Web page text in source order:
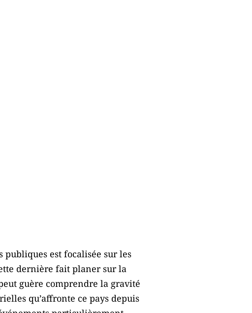
publiques est focalisée sur les
dernière fait planer sur la
guère comprendre la gravité
qu’affronte ce pays depuis